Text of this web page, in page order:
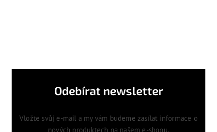
Odebírat newsletter
Vložte svůj e-mail a my vám budeme zasílat informace o
nových produktech na našem e-shopu.